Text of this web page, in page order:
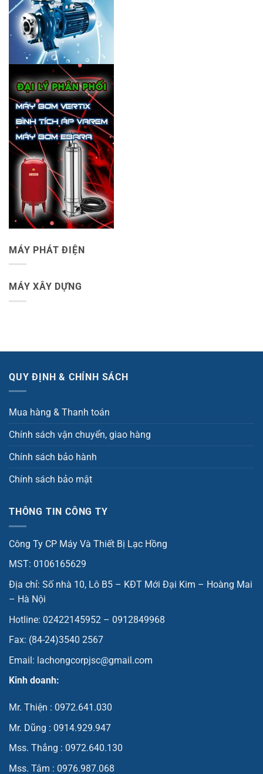
MÁY PHÁT ĐIỆN
MÁY XÂY DỰNG
QUY ĐỊNH & CHÍNH SÁCH
Mua hàng & Thanh toán
Chính sách vận chuyển, giao hàng
Chính sách bảo hành
Chính sách bảo mật
THÔNG TIN CÔNG TY
Công Ty CP Máy Và Thiết Bị Lạc Hồng
MST: 0106165629
Địa chỉ: Số nhà 10, Lô B5 – KĐT Mới Đại Kim – Hoàng Mai
– Hà Nội
Hotline: 02422145952 – 0912849968
Fax: (84-24)3540 2567
Email: lachongcorpjsc@gmail.com
Kinh doanh:
Mr. Thiện : 0972.641.030
Mr. Dũng : 0914.929.947
Mss. Thắng : 0972.640.130
Mss. Tâm : 0976.987.068